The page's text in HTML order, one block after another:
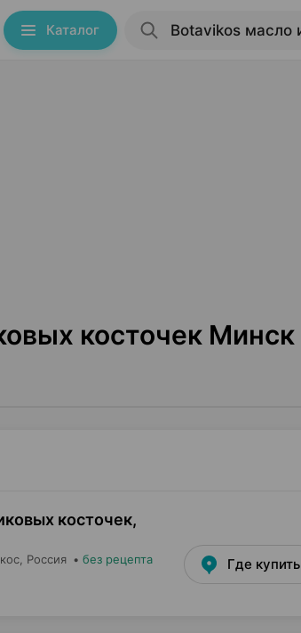
Каталог
косточек Минск
косточек,
, Россия • без рецепта Где купить